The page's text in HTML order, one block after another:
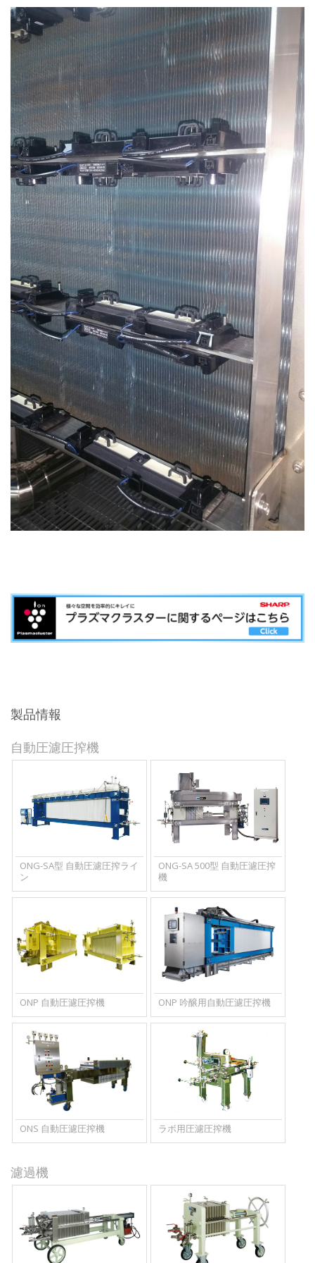
製品情報
自動圧濾圧搾機
ONG-SA型 自動圧濾圧搾ライ
ン
ONG-SA 500型 自動圧濾圧搾
機
ONP 自動圧濾圧搾機 ONP 吟醸用自動圧濾圧搾機
ONS 自動圧濾圧搾機 ラボ用圧濾圧搾機
濾過機